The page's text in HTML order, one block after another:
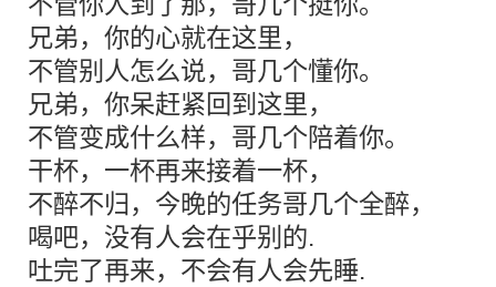
兄弟，你的心就在这里，
不管别人怎么说，哥几个懂你。
兄弟，你呆赶紧回到这里，
不管变成什么样，哥几个陪着你。
干杯，一杯再来接着一杯，
不醉不归，今晚的任务哥几个全醉，
喝吧，没有人会在乎别的.
吐完了再来，不会有人会先睡.